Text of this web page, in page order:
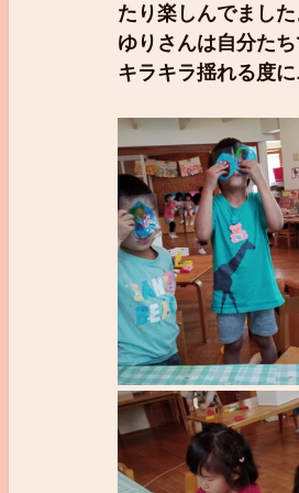
たり楽しんでまし
ゆりさんは自分た
キラキラ揺れる度